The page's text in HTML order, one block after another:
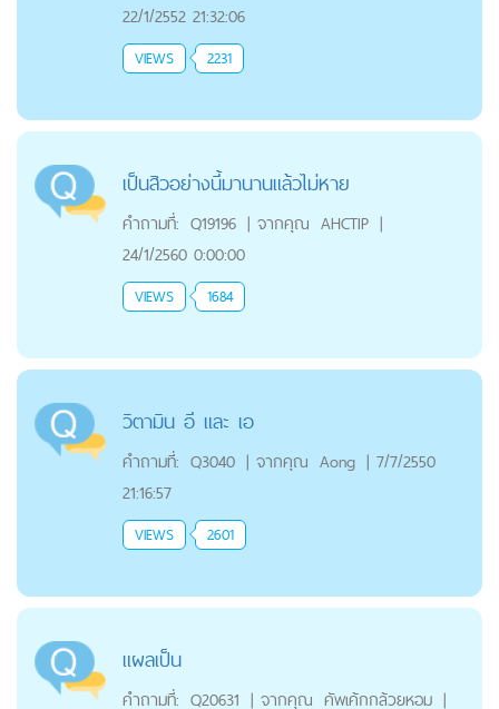
22/1/2552 21:32:06
VIEWS 2231
เป็นสิวอย่างนี้มานานแล้วไม่หาย
คำถามที่: Q19196 | จากคุณ AHCTIP |
24/1/2560 0:00:00
VIEWS 1684
วิตามิน อี และ เอ
คำถามที่: Q3040 | จากคุณ Aong | 7/7/2550
21:16:57
VIEWS 2601
แผลเป็น
คำถามที่: Q20631 | จากคุณ คัพเค้กกล้วยหอม |